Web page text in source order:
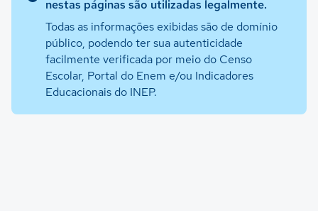
nestas páginas são utilizadas legalmente.
Todas as informações exibidas são de domínio
público, podendo ter sua autenticidade
facilmente verificada por meio do Censo
Escolar, Portal do Enem e/ou Indicadores
Educacionais do INEP.